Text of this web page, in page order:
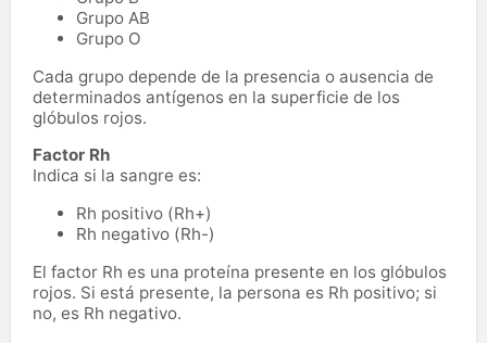
Grupo AB
Grupo O
Cada grupo depende de la presencia o ausencia de
determinados antígenos en la superficie de los
glóbulos rojos.
Factor Rh
Indica si la sangre es:
Rh positivo (Rh+)
Rh negativo (Rh-)
El factor Rh es una proteína presente en los glóbulos
rojos. Si está presente, la persona es Rh positivo; si
no, es Rh negativo.